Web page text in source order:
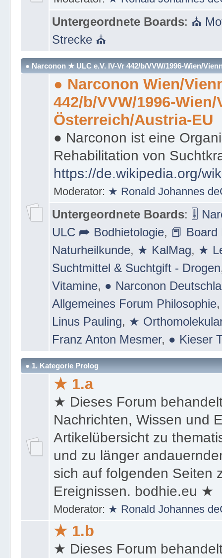
Untergeordnete Boards: ⛪
Strecke ⛪
● Narconon ★ ULC e.V. IV-Vr 442/b/VVW/1996-Wien/
● Narconon Wien/
442/b/VVW/1996-Wien/
Österreich/Austria-EU
● Narconon ist eine
Rehabilitation von
https://de.wikipedia.org/
Moderator: ★ Ronald Johannes
Untergeordnete Boards: 🎚
ULC ➦ Bodhietologie, 📕
Naturheilkunde, ★ KalMag, ★
Suchtmittel & Suchtgift - Drogen
Vitamine, ● Narconon
Allgemeines Forum Philosophie
Linus Pauling, ★
Franz Anton Mesmer, ● Kieser
● 1. Kategorie Prolog
★ 1.a
★ Dieses Forum
Nachrichten, Wissen und
Artikelübersicht zu
und zu länger
sich auf folgenden Seiten
Ereignissen. bodhie.eu ★
Moderator: ★ Ronald Johannes
★ 1.b
★ Dieses Forum